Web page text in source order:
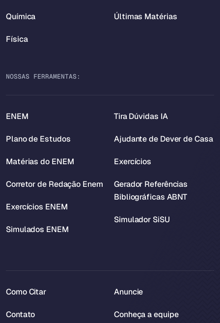
Química
Física
Últimas Matérias
NOSSAS FERRAMENTAS:
ENEM
Plano de Estudos
Matérias do ENEM
Corretor de Redação Enem
Exercícios ENEM
Simulados ENEM
Tira Dúvidas IA
Ajudante de Dever de Casa
Exercícios
Gerador Referências
Bibliográficas ABNT
Simulador SiSU
Como Citar
Contato
Anuncie
Conheça a equipe